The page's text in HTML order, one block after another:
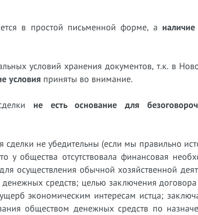
в простой письменной форме, а
условий хранения документов, т.к. в
условия приняты во внимание.
не есть основание для
сделки не убедительны (если мы правильно
у общества отсутствовала финансовая
осуществления обычной хозяйственной
средств; целью заключения
экономическим интересам истца;
обществом денежных средств по